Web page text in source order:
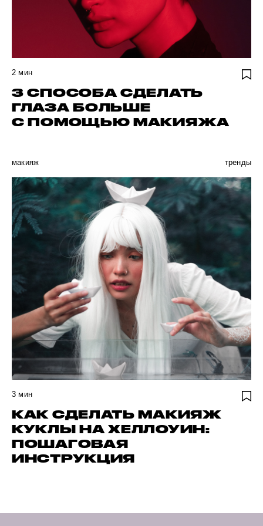
2 мин
3 СПОСОБА СДЕЛАТЬ
ГЛАЗА БОЛЬШЕ
С ПОМОЩЬЮ МАКИЯЖА
макияж тренды
3 мин
КАК СДЕЛАТЬ МАКИЯЖ
КУКЛЫ НА ХЕЛЛОУИН:
ПОШАГОВАЯ
ИНСТРУКЦИЯ